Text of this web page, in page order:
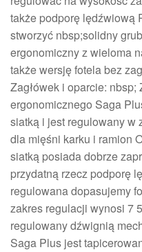
także podporę lędźwiową
stworzyć nbsp;solidny
ergonomiczny z wieloma
także wersję fotela bez
Zagłówek i oparcie: nbsp;
ergonomicznego Saga
siatką i jest regulowany w
dla mięśni karku i ramion
siatką posiada dobrze
przydatną rzecz podporę
regulowana dopasujemy
zakres regulacji wynosi 7
regulowany dźwignią
Saga Plus jest